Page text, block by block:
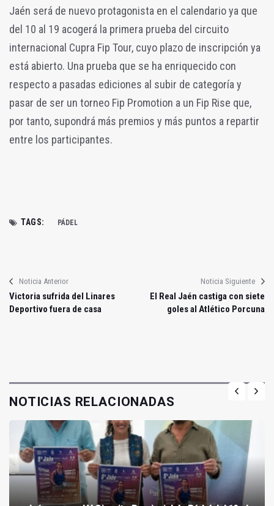
Jaén será de nuevo protagonista en el calendario ya que
del 10 al 19 acogerá la primera prueba del circuito
internacional Cupra Fip Tour, cuyo plazo de inscripción ya
está abierto. Una prueba que se ha enriquecido con
respecto a pasadas ediciones al subir de categoría y
pasar de ser un torneo Fip Promotion a un Fip Rise que,
por tanto, supondrá más premios y más puntos a repartir
entre los participantes.
TAGS: PÁDEL
Noticia Anterior
Victoria sufrida del Linares
Deportivo fuera de casa
Noticia Siguiente
El Real Jaén castiga con siete
goles al Atlético Porcuna
NOTICIAS RELACIONADAS